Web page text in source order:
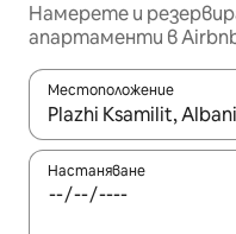
Намерете и
апартаменти в
Местоположение
Когато резултатите
Настаняване